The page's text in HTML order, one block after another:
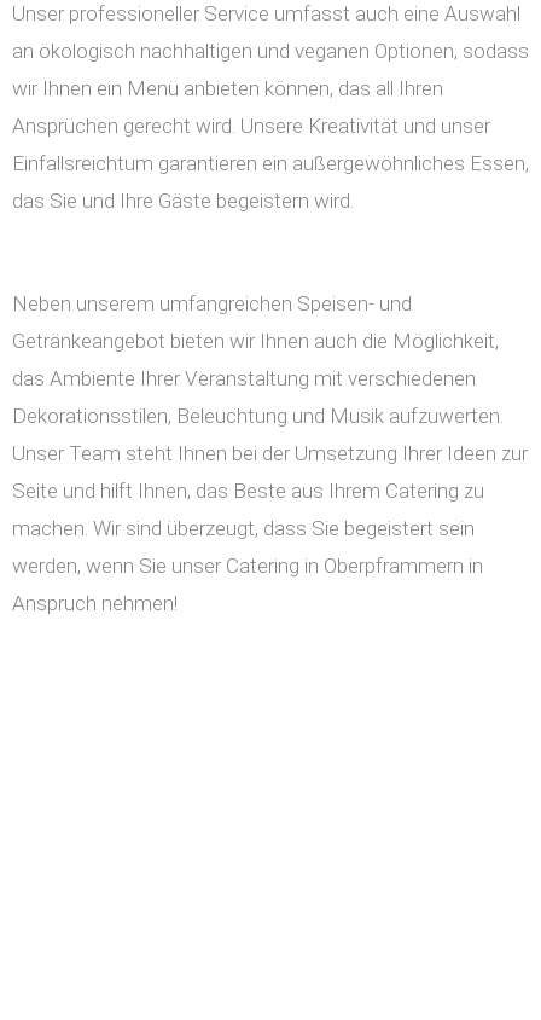
Unser professioneller Service umfasst auch eine Auswahl
an ökologisch nachhaltigen und veganen Optionen, sodass
wir Ihnen ein Menü anbieten können, das all Ihren
Ansprüchen gerecht wird. Unsere Kreativität und unser
Einfallsreichtum garantieren ein außergewöhnliches Essen,
das Sie und Ihre Gäste begeistern wird.
Neben unserem umfangreichen Speisen- und
Getränkeangebot bieten wir Ihnen auch die Möglichkeit,
das Ambiente Ihrer Veranstaltung mit verschiedenen
Dekorationsstilen, Beleuchtung und Musik aufzuwerten.
Unser Team steht Ihnen bei der Umsetzung Ihrer Ideen zur
Seite und hilft Ihnen, das Beste aus Ihrem Catering zu
machen. Wir sind überzeugt, dass Sie begeistert sein
werden, wenn Sie unser Catering in Oberpframmern in
Anspruch nehmen!